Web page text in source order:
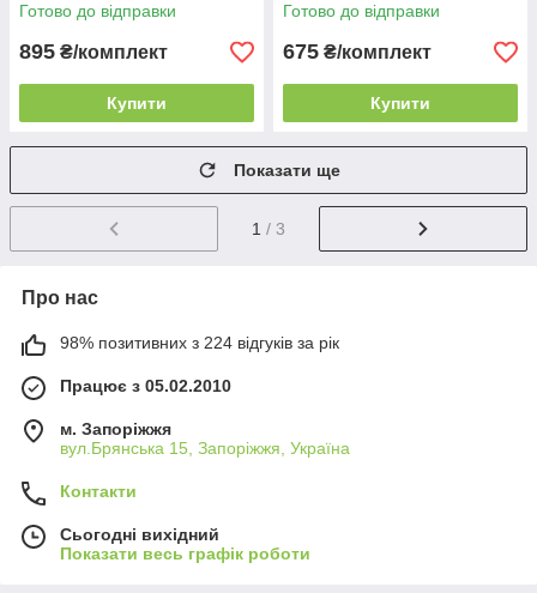
Готово до відправки
895 ₴/комплект
Купити
Готово до відправки
675 ₴/комплект
Купити
Показати ще
1 / 3
Про нас
98% позитивних з 224 відгуків за рік
Працює з 05.02.2010
м. Запоріжжя
вул.Брянська 15, Запоріжжя, Україна
Контакти
Сьогодні вихідний
Показати весь графік роботи